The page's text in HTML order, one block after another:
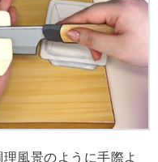
風景のように手際よ